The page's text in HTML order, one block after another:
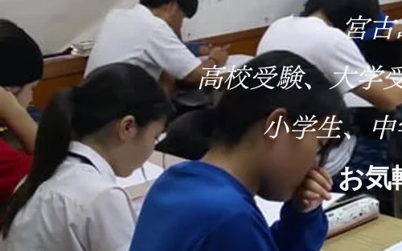
宮古
高校受験、大学
小学生、
お気